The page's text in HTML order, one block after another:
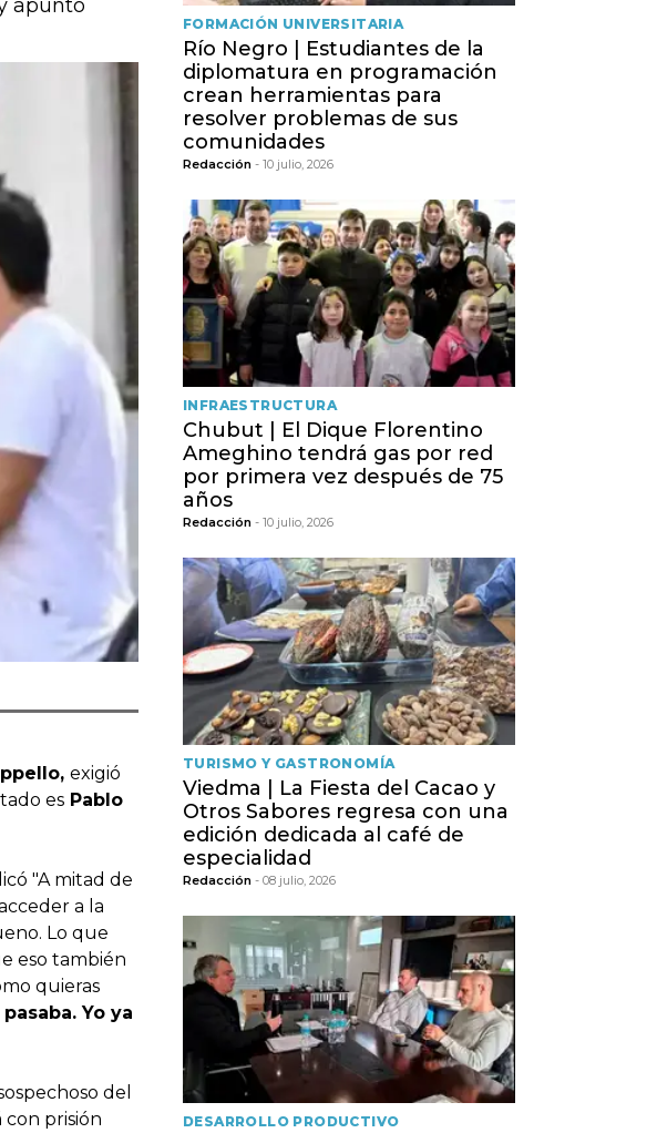
apuntó
exigió
es Pablo
"A mitad de
a la
Lo que
eso también
quieras
Yo ya
del
con prisión
FORMACIÓN UNIVERSITARIA
Río Negro | Estudiantes de la
diplomatura en programación
crean herramientas para
resolver problemas de sus
comunidades
Redacción - 10 julio, 2026
INFRAESTRUCTURA
Chubut | El Dique Florentino
Ameghino tendrá gas por red
por primera vez después de 75
años
Redacción - 10 julio, 2026
TURISMO Y GASTRONOMÍA
Viedma | La Fiesta del Cacao y
Otros Sabores regresa con una
edición dedicada al café de
especialidad
Redacción - 08 julio, 2026
DESARROLLO PRODUCTIVO